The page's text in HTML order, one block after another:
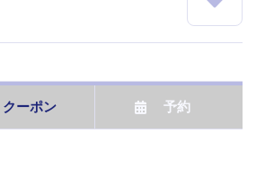
クーポン 予約